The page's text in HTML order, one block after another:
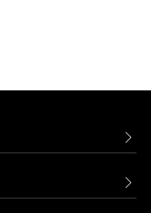

